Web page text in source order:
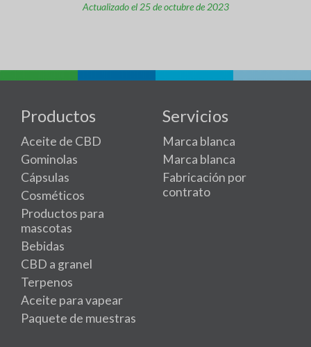
Actualizado el 25 de octubre de 2023
Productos
Aceite de CBD
Gominolas
Cápsulas
Cosméticos
Productos para
mascotas
Bebidas
CBD a granel
Terpenos
Aceite para vapear
Paquete de muestras
Servicios
Marca blanca
Marca blanca
Fabricación por
contrato